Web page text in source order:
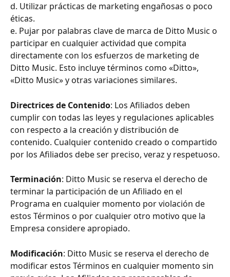
d. Utilizar prácticas de marketing engañosas o poco
éticas.
e. Pujar por palabras clave de marca de Ditto Music o
participar en cualquier actividad que compita
directamente con los esfuerzos de marketing de
Ditto Music. Esto incluye términos como «Ditto»,
«Ditto Music» y otras variaciones similares.
Directrices de Contenido: Los Afiliados deben
cumplir con todas las leyes y regulaciones aplicables
con respecto a la creación y distribución de
contenido. Cualquier contenido creado o compartido
por los Afiliados debe ser preciso, veraz y respetuoso.
Terminación: Ditto Music se reserva el derecho de
terminar la participación de un Afiliado en el
Programa en cualquier momento por violación de
estos Términos o por cualquier otro motivo que la
Empresa considere apropiado.
Modificación: Ditto Music se reserva el derecho de
modificar estos Términos en cualquier momento sin